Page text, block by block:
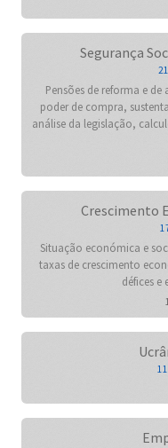
Segurança
Pensões de reforma e
poder de compra,
análise da legislação,
Crescimento
Situação económica e
taxas de crescimento
défices